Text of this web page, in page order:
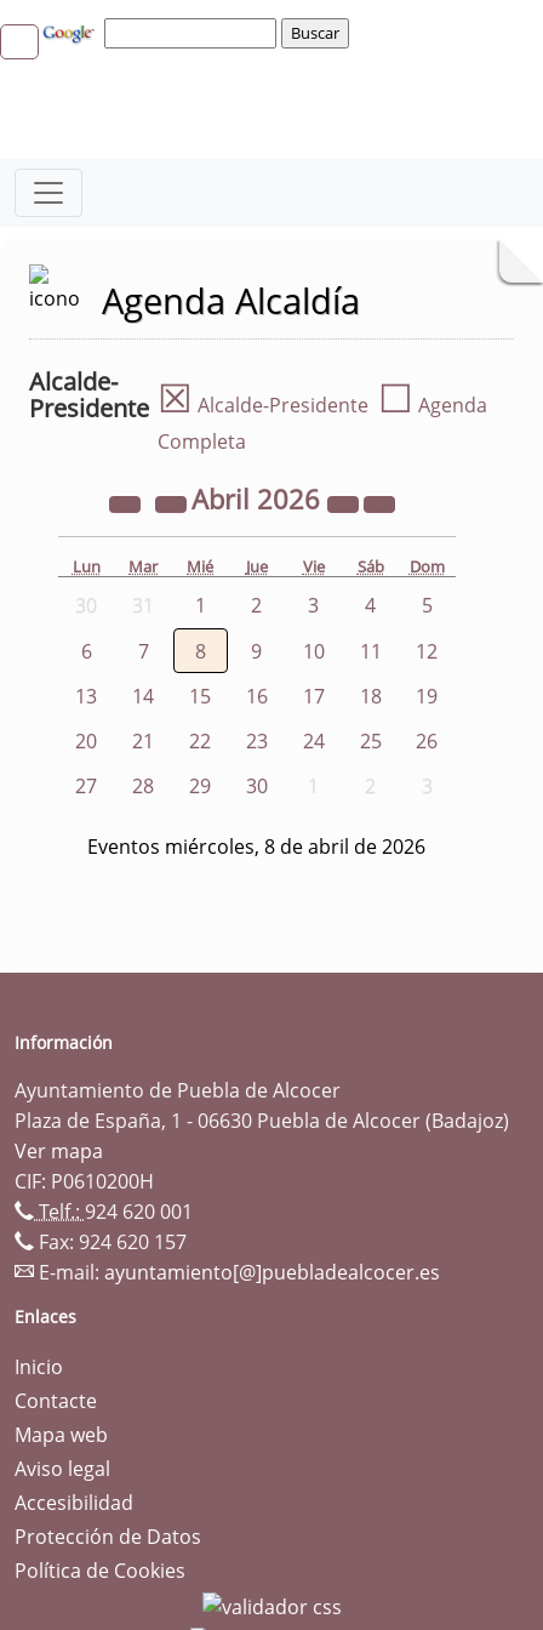
Agenda Alcaldía
Alcalde-
Presidente ☒ Alcalde-Presidente ☐ Agenda
Completa
Abril 2026
Lun Mar Mié Jue Vie Sáb Dom
30 31 1 2 3 4
5
6
7 8 9 10 11
12
13
14 15 16 17 18
19
20
21 22 23 24 25
26
27
28 29 30 1 2 3
Eventos miércoles, 8 de abril de 2026
Información
Ayuntamiento de Puebla de Alcocer
Plaza de España, 1 - 06630 Puebla de Alcocer (Badajoz)
Ver mapa
CIF: P0610200H
Telf.: 924 620 001
Fax: 924 620 157
E-mail: ayuntamiento[@]puebladealcocer.es
Enlaces
Inicio
Contacte
Mapa web
Aviso legal
Accesibilidad
Protección de Datos
Política de Cookies